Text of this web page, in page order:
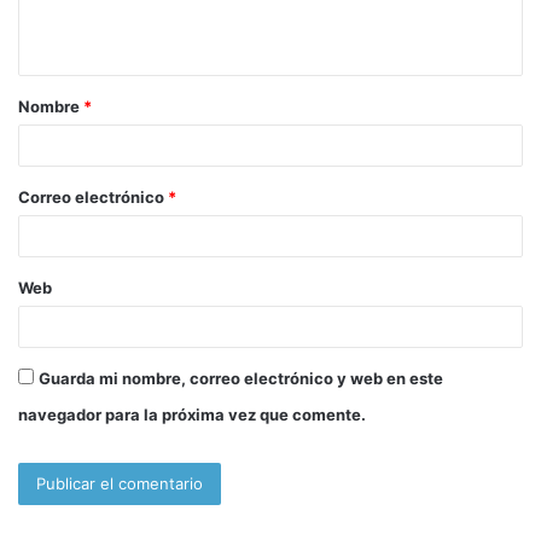
a
r
*
Nombre *
Correo electrónico *
Web
Guarda mi nombre, correo electrónico y web en este
navegador para la próxima vez que comente.